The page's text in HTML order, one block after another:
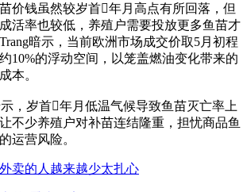
价钱虽然较岁首年月高点有所回落，但
活率也较低，养殖户需要投放更多鱼苗才
暗示，当前欧洲市场成交价取5月初程
10%的浮动空间，以笼盖燃油变化带来的
本。
岁首年月低温气候导致鱼苗灭亡率上
不少养殖户对补苗连结隆重，担忧商品鱼
运营风险。
卖的人越来越少太扎心